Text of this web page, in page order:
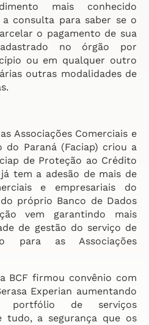
mais conhecido
a consulta para saber se o
o pagamento de sua
no órgão por
ou em qualquer outro
outras modalidades de
Associações Comerciais e
do Paraná (Faciap) criou a
de Proteção ao Crédito
tem a adesão de mais de
e empresariais do
próprio Banco de Dados
vem garantindo mais
de gestão do serviço de
para as Associações
BCF firmou convênio com
Experian aumentando
portfólio de serviços
tudo, a segurança que os